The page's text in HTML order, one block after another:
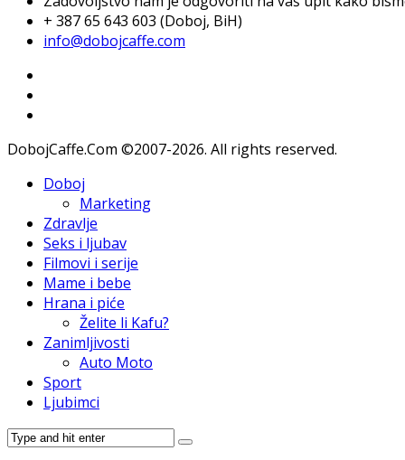
+ 387 65 643 603 (Doboj, BiH)
info@dobojcaffe.com
DobojCaffe.Com ©2007-2026. All rights reserved.
Doboj
Marketing
Zdravlje
Seks i ljubav
Filmovi i serije
Mame i bebe
Hrana i piće
Želite li Kafu?
Zanimljivosti
Auto Moto
Sport
Ljubimci